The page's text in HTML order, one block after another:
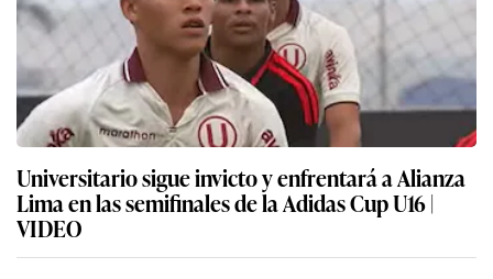
Universitario sigue invicto y enfrentará a Alianza
Lima en las semifinales de la Adidas Cup U16 |
VIDEO